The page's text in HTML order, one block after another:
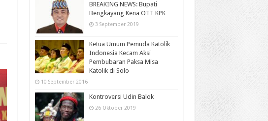
BREAKING NEWS: Bupati
Bengkayang Kena OTT KPK
3 September 2019
Ketua Umum Pemuda Katolik
Indonesia Kecam Aksi
Pembubaran Paksa Misa
Katolik di Solo
10 September 2016
Kontroversi Udin Balok
26 Oktober 2019